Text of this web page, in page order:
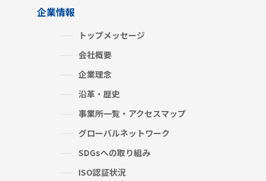
企業情報
トップメッセージ
会社概要
企業理念
沿革・歴史
事業所一覧・アクセスマップ
グローバルネットワーク
SDGsへの取り組み
ISO認証状況